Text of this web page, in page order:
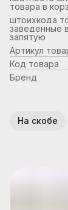
товара в
штрихкода
заведенные
запятую
Артикул
Код товара
Бренд
На скобе